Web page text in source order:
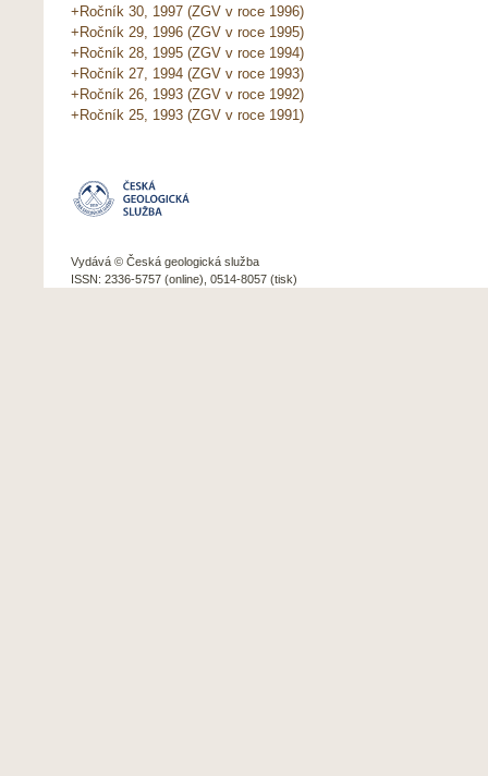
+Ročník 30, 1997 (ZGV v roce 1996)
+Ročník 29, 1996 (ZGV v roce 1995)
+Ročník 28, 1995 (ZGV v roce 1994)
+Ročník 27, 1994 (ZGV v roce 1993)
+Ročník 26, 1993 (ZGV v roce 1992)
+Ročník 25, 1993 (ZGV v roce 1991)
Vydává © Česká geologická služba
ISSN: 2336-5757 (online), 0514-8057 (tisk)